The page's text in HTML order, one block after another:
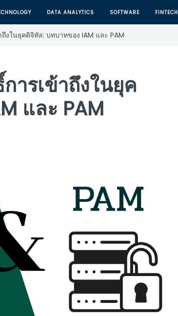
DATA ANALYTICS SOFTWARE FINTECH
งในยุคดิจิทัล: บทบาทของ IAM และ PAM
ารเข้าถึงในยุค
และ PAM